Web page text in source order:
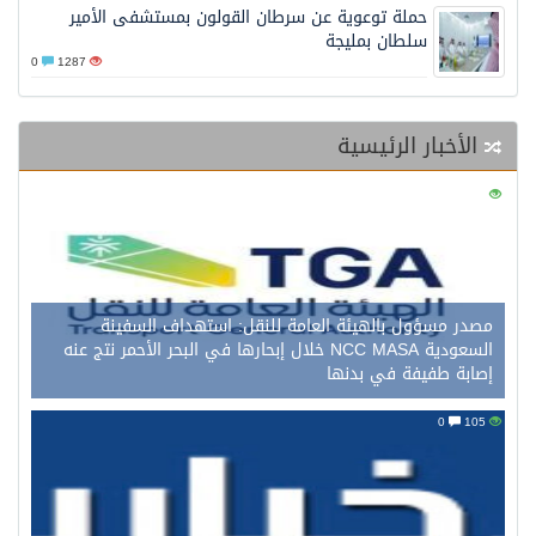
حملة توعوية عن سرطان القولون بمستشفى الأمير
سلطان بمليجة
1287
الأخبار الرئيسية
121
مصدر مسؤول بالهيئة العامة للنقل: استهداف السفينة
السعودية NCC MASA خلال إبحارها في البحر الأحمر نتج عنه
إصابة طفيفة في بدنها